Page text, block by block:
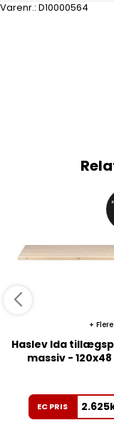
Varenr.: D10000564
Haslev Ida
massiv -
EC PRIS 2.625